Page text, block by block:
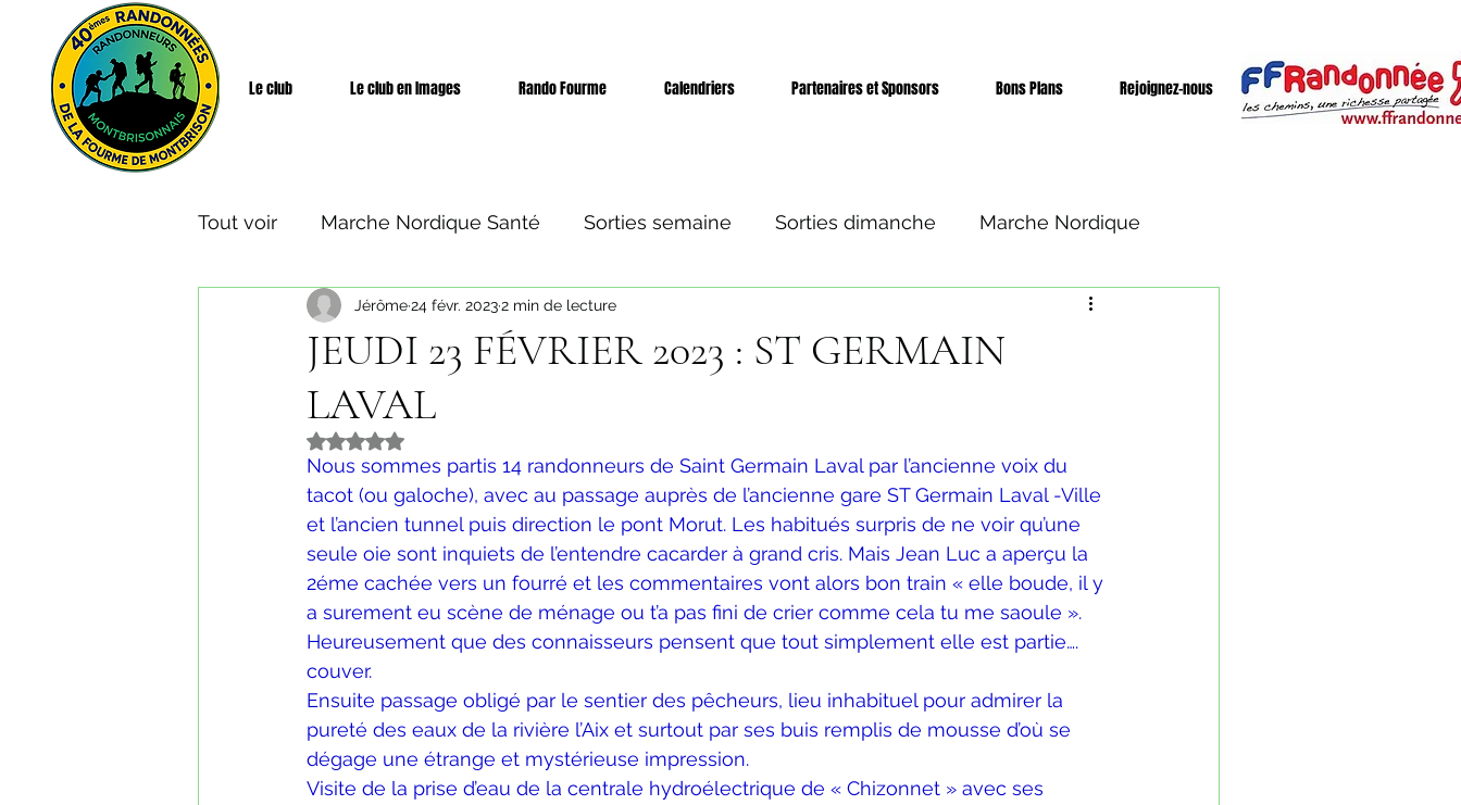
Le club Le club en Images Rando Fourme Calendriers Partenaires et Sponsors Bons Plans Rejoignez-nous
Tout voir Marche Nordique Santé Sorties semaine Sorties dimanche Marche Nordique
Rando Santé Week-end et séjours
JEUDI 23 FÉVRIER 2023 : ST GERMAIN
LAVAL
Jérôme24 févr. 20232 min de lecture
Noté NaN étoiles sur 5.
Nous sommes partis 14 randonneurs de Saint Germain Laval par l’ancienne voix du
tacot (ou galoche), avec au passage auprès de l’ancienne gare ST Germain Laval -Ville
et l’ancien tunnel puis direction le pont Morut. Les habitués surpris de ne voir qu’une
seule oie sont inquiets de l’entendre cacarder à grand cris. Mais Jean Luc a aperçu la
2éme cachée vers un fourré et les commentaires vont alors bon train « elle boude, il y
a surement eu scène de ménage ou t’a pas fini de crier comme cela tu me saoule ».
Heureusement que des connaisseurs pensent que tout simplement elle est partie….
couver.
Ensuite passage obligé par le sentier des pêcheurs, lieu inhabituel pour admirer la
pureté des eaux de la rivière l’Aix et surtout par ses buis remplis de mousse d’où se
dégage une étrange et mystérieuse impression.
Visite de la prise d’eau de la centrale hydroélectrique de « Chizonnet » avec ses